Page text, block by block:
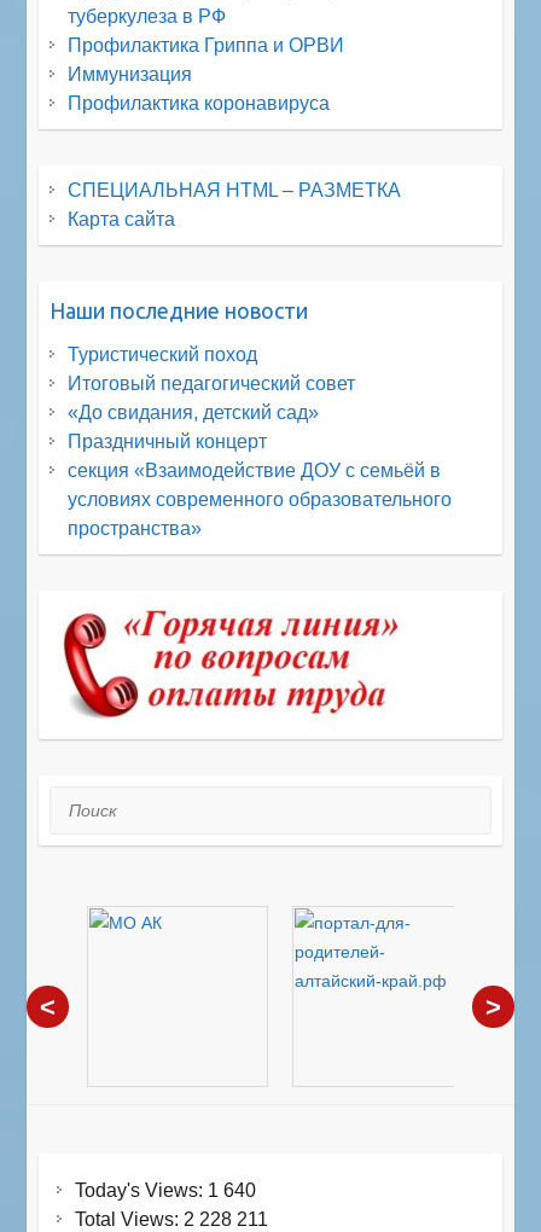
туберкулеза в РФ
Профилактика Гриппа и ОРВИ
Иммунизация
Профилактика коронавируса
СПЕЦИАЛЬНАЯ HTML – РАЗМЕТКА
Карта сайта
Наши последние новости
Туристический поход
Итоговый педагогический совет
«До свидания, детский сад»
Праздничный концерт
секция «Взаимодействие ДОУ с семьёй в
условиях современного образовательного
пространства»
Поиск
< >
Today's Views: 1 640
Total Views: 2 228 211